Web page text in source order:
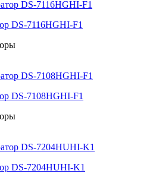
DS-7116HGHI-F1
DS-7108HGHI-F1
DS-7204HUHI-K1